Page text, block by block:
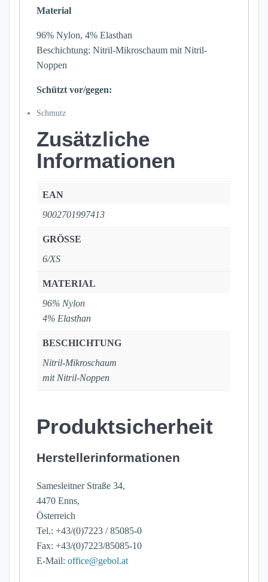
Material
96% Nylon, 4% Elasthan
Beschichtung: Nitril-Mikroschaum mit Nitril-
Noppen
Schützt vor/gegen:
Schmutz
Zusätzliche
Informationen
EAN
9002701997413
GRÖSSE
6/XS
MATERIAL
96% Nylon
4% Elasthan
BESCHICHTUNG
Nitril-Mikroschaum
mit Nitril-Noppen
Produktsicherheit
Herstellerinformationen
Samesleitner Straße 34,
4470 Enns,
Österreich
Tel.: +43/(0)7223 / 85085-0
Fax: +43/(0)7223/85085-10
E-Mail: office@gebol.at